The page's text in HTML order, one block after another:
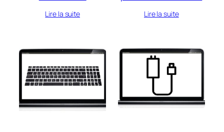
Lire la suite Lire la suite